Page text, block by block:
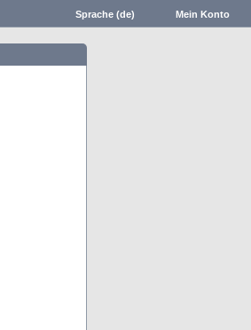
Mein Konto
Sprache (de)